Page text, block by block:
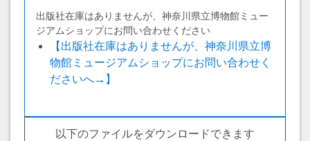
出版社在庫はありませんが、神奈川県立博物館ミュー
ジアムショップにお問い合わせください
【出版社在庫はありませんが、神奈川県立博
物館ミュージアムショップにお問い合わせく
ださいへ→】
以下のファイルをダウンロードできます